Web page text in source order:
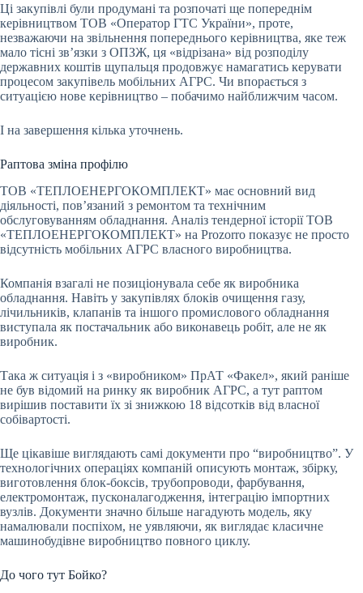
Ці закупівлі були продумані та розпочаті ще попереднім
керівництвом ТОВ «Оператор ГТС України», проте,
незважаючи на звільнення попереднього керівництва, яке теж
мало тісні зв’язки з ОПЗЖ, ця «відрізана» від розподілу
державних коштів щупальця продовжує намагатись керувати
процесом закупівель мобільних АГРС. Чи впорається з
ситуацією нове керівництво – побачимо найближчим часом.
І на завершення кілька уточнень.
Раптова зміна профілю
ТОВ «ТЕПЛОЕНЕРГОКОМПЛЕКТ» має основний вид
діяльності, пов’язаний з ремонтом та технічним
обслуговуванням обладнання. Аналіз тендерної історії ТОВ
«ТЕПЛОЕНЕРГОКОМПЛЕКТ» на Prozorro показує не просто
відсутність мобільних АГРС власного виробництва.
Компанія взагалі не позиціонувала себе як виробника
обладнання. Навіть у закупівлях блоків очищення газу,
лічильників, клапанів та іншого промислового обладнання
виступала як постачальник або виконавець робіт, але не як
виробник.
Така ж ситуація і з «виробником» ПрАТ «Факел», який раніше
не був відомий на ринку як виробник АГРС, а тут раптом
вирішив поставити їх зі знижкою 18 відсотків від власної
собівартості.
Ще цікавіше виглядають самі документи про “виробництво”. У
технологічних операціях компаній описують монтаж, збірку,
виготовлення блок-боксів, трубопроводи, фарбування,
електромонтаж, пусконалагодження, інтеграцію імпортних
вузлів. Документи значно більше нагадують модель, яку
намалювали поспіхом, не уявляючи, як виглядає класичне
машинобудівне виробництво повного циклу.
До чого тут Бойко?